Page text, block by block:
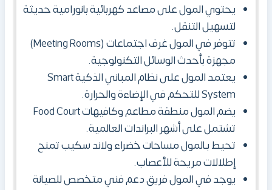
يحتوي المولعلى مصاعد كهربائية بانورامية حديثة
لتسهيل التنقل.
تتوفر في المول غرف اجتماعات (Meeting Rooms)
مجهزة بأحدث الوسائل التكنولوجية.
يعتمد المول
على نظام المباني الذكية Smart
System للتحكم في الإضاءة والحرارة.
يضم المول منطقة مطاعم وكافيهات Food Court
تشتمل على أشهر البراندات العالمية.
تحيط بـالمول مساحات خضراء ولاند سكيب تمنح
إطلالات مريحة للأعصاب.
يوجد في المول فريق دعم فني متخصص للصيانة